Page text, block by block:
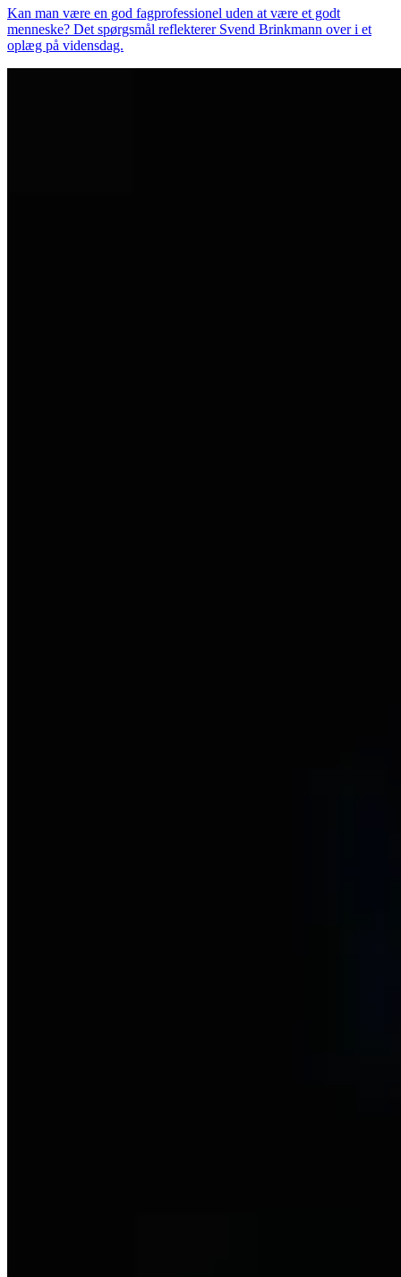
Kan man være en god fagprofessionel uden at være et godt
menneske? Det spørgsmål reflekterer Svend Brinkmann over i et
oplæg på vidensdag.